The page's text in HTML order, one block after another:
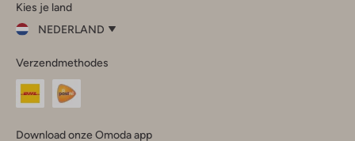
InstagramFacebook
Kies je land
NEDERLAND
je
land
Nederland
Verzendmethodes
Download onze Omoda app